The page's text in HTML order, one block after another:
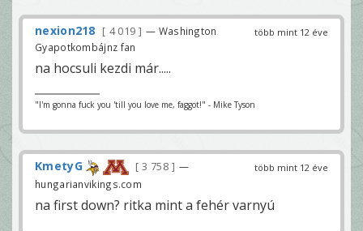
több mint 12 éve
nexion218 4 019
— Washington
Gyapotkombájnz fan
na hocsuli kezdi már.....
"I'm gonna fuck you 'till you love me, faggot!" - Mike Tyson
több mint 12 éve
KmetyG 3 758
—
hungarianvikings.com
na first down? ritka mint a fehér varnyú